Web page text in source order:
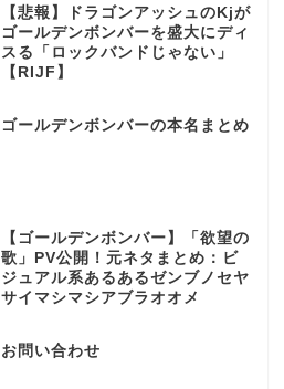
【悲報】ドラゴンアッシュのKjが
ゴールデンボンバーを盛大にディ
スる「ロックバンドじゃない」
【RIJF】
ゴールデンボンバーの本名まとめ
【ゴールデンボンバー】「欲望の
歌」PV公開！元ネタまとめ：ビ
ジュアル系あるあるゼンブノセヤ
サイマシマシアブラオオメ
お問い合わせ